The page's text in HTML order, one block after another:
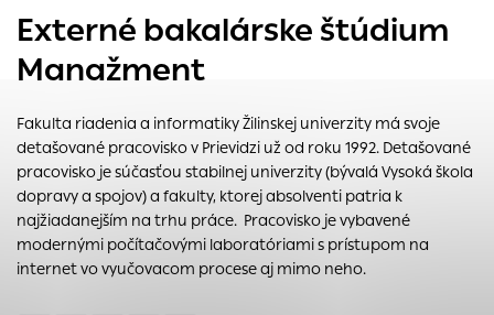
Externé bakalárske štúdium
Manažment
Fakulta riadenia a informatiky Žilinskej univerzity má svoje
detašované pracovisko v Prievidzi už od roku 1992. Detašované
pracovisko je súčasťou stabilnej univerzity (bývalá Vysoká škola
dopravy a spojov) a fakulty, ktorej absolventi patria k
najžiadanejším na trhu práce. Pracovisko je vybavené
modernými počítačovými laboratóriami s prístupom na
internet vo vyučovacom procese aj mimo neho.
Nastavenie cookies
Cookies sú malé súbory, do ktorých webové stránky môžu
ukladať informácie o vašej aktivite a preferenciách.
zapamätoval Vaše prihlásenie alebo aby sa uložila Vaša
voľba v tomto okne.
Vyberte úroveň cookies, ktorú chcete povoliť
Technické cookies
Technické súbory cookie sú pre prevádzku nevyhnutné a
pomáhajú urobiť webové stránky uplatniteľnými tým, že